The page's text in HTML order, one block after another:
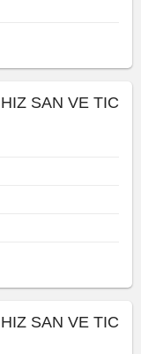
SAN VE TIC
SAN VE TIC